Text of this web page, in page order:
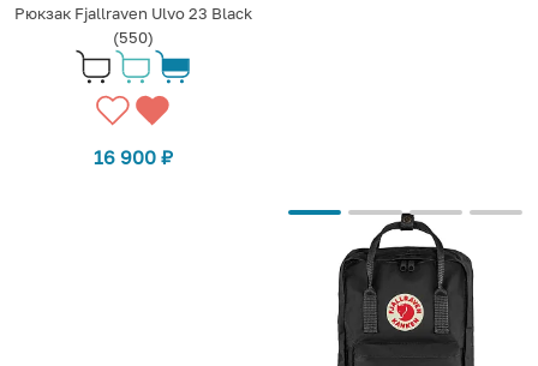
Рюкзак Fjallraven Ulvo 23 Black
(550)
16 900 ₽